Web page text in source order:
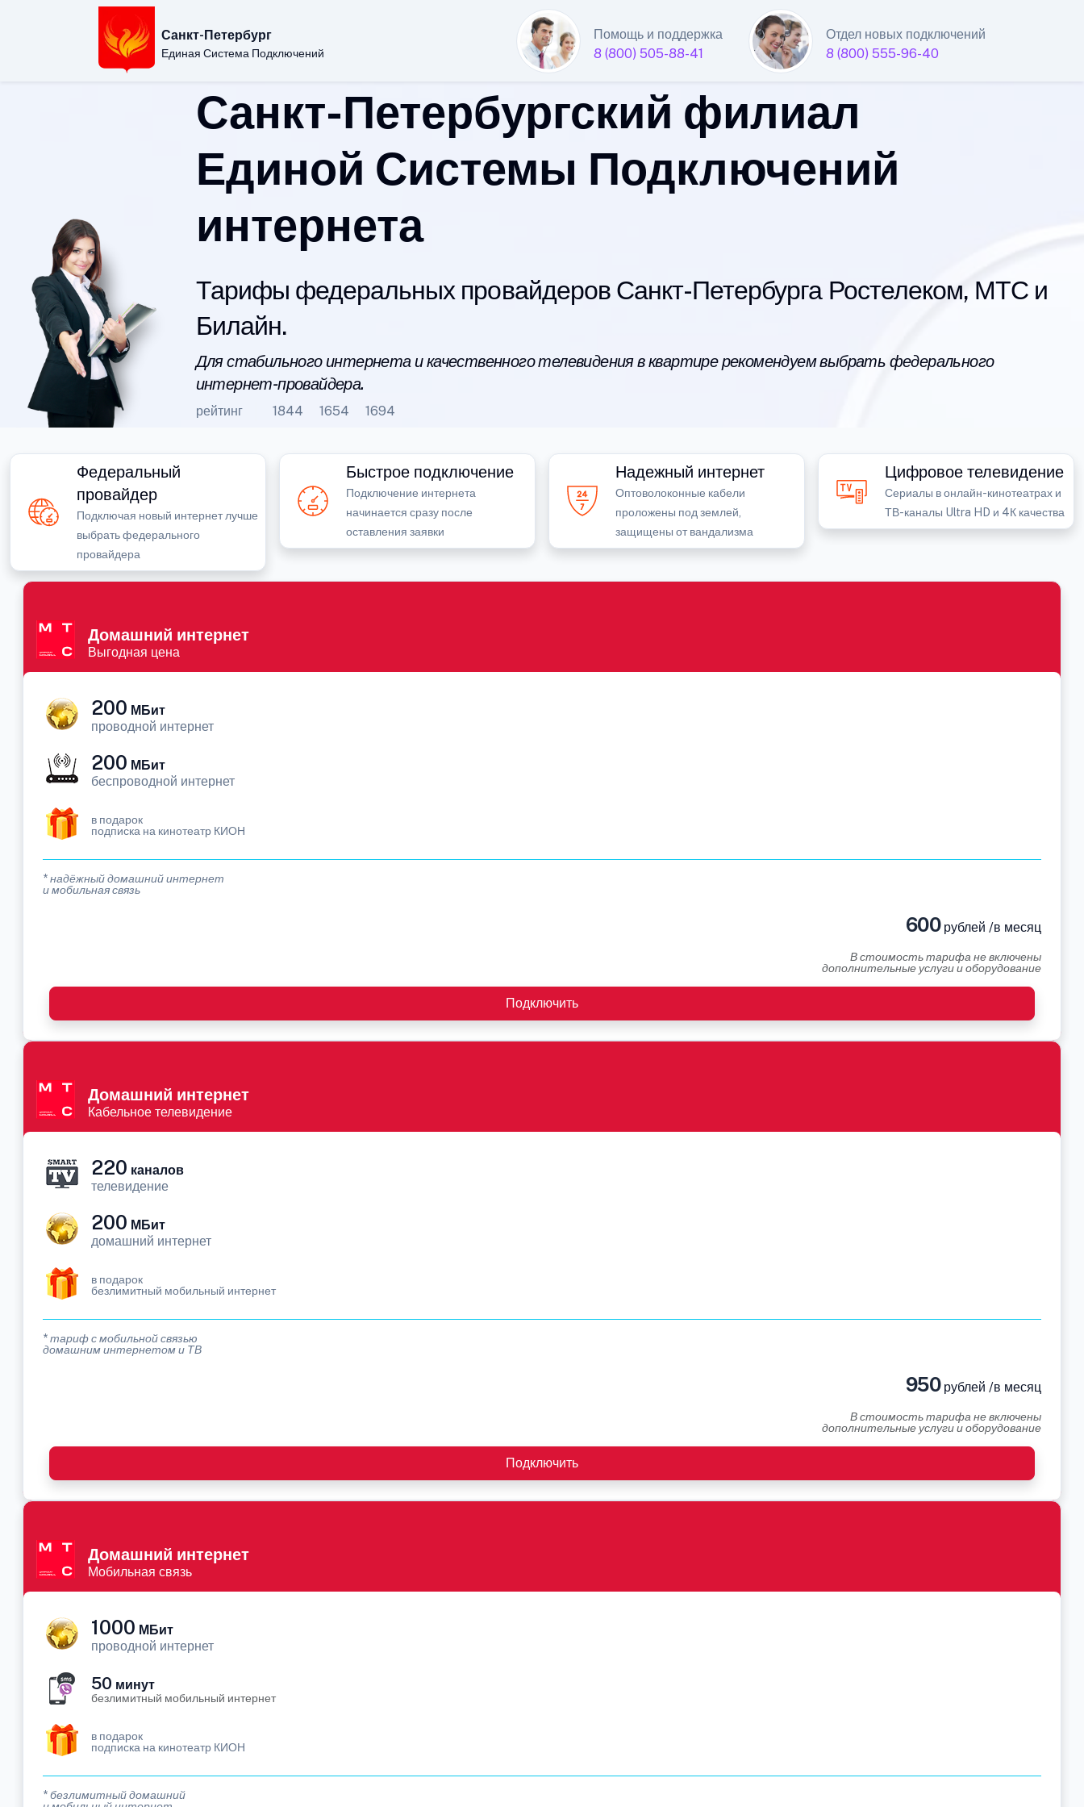
Санкт-Петербург
Единая Система Подключений
Помощь и поддержка
8 (800) 505-88-41
Отдел новых подключений
8 (800) 555-96-40
Санкт-Петербургский филиал
Единой Системы Подключений
интернета
Тарифы федеральных провайдеров Санкт-Петербурга Ростелеком, МТС и
Билайн.
Для стабильного интернета и качественного телевидения в квартире рекомендуем выбрать федерального
интернет-провайдера.
рейтинг 1844 1654 1694
Федеральный
провайдер
Подключая новый интернет лучше
выбрать федерального
провайдера
Быстрое подключение
Подключение интернета
начинается сразу после
оставления заявки
Надежный интернет
Оптоволоконные кабели
проложены под землей,
защищены от вандализма
Цифровое телевидение
Сериалы в онлайн-кинотеатрах и
ТВ-каналы Ultra HD и 4К качества
Домашний интернет
Выгодная цена
200 МБит
проводной интернет
200 МБит
беспроводной интернет
в подарок
подписка на кинотеатр КИОН
* надёжный домашний интернет
и мобильная связь
600рублей /в месяц
В стоимость тарифа не включены
дополнительные услуги и оборудование
Подключить
Домашний интернет
Кабельное телевидение
220 каналов
телевидение
200 МБит
домашний интернет
в подарок
безлимитный мобильный интернет
* тариф с мобильной связью
домашним интернетом и ТВ
950рублей /в месяц
В стоимость тарифа не включены
дополнительные услуги и оборудование
Подключить
Домашний интернет
Мобильная связь
1000 МБит
проводной интернет
50 минут
безлимитный мобильный интернет
в подарок
подписка на кинотеатр КИОН
* безлимитный домашний